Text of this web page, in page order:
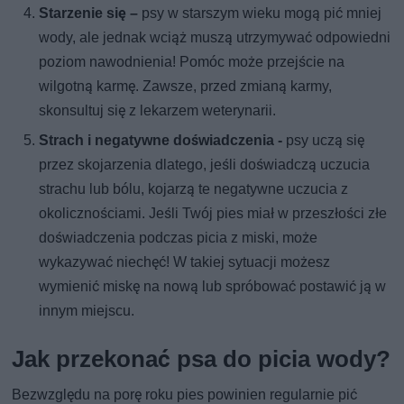
Starzenie się – psy w starszym wieku mogą pić mniej
wody, ale jednak wciąż muszą utrzymywać odpowiedni
poziom nawodnienia! Pomóc może przejście na
wilgotną karmę. Zawsze, przed zmianą karmy,
skonsultuj się z lekarzem weterynarii.
Strach i negatywne doświadczenia - psy uczą się
przez skojarzenia dlatego, jeśli doświadczą uczucia
strachu lub bólu, kojarzą te negatywne uczucia z
okolicznościami. Jeśli Twój pies miał w przeszłości złe
doświadczenia podczas picia z miski, może
wykazywać niechęć! W takiej sytuacji możesz
wymienić miskę na nową lub spróbować postawić ją w
innym miejscu.
Jak przekonać psa do picia wody?
Bezwzględu na porę roku pies powinien regularnie pić